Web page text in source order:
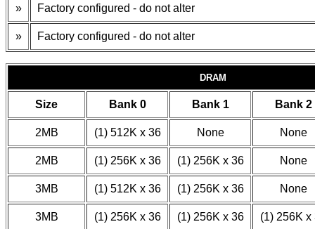
» Factory configured - do not alter
» Factory configured - do not alter
DRAM
Size Bank 0 Bank 1 Bank 2
2MB (1) 512K x 36 None None
2MB (1) 256K x 36 (1) 256K x 36 None
3MB (1) 512K x 36 (1) 256K x 36 None
3MB (1) 256K x 36 (1) 256K x 36 (1) 256K x